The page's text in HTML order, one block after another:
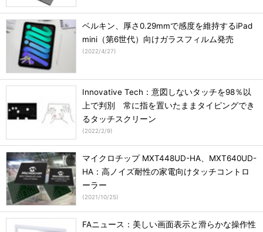
ベルキン、厚さ0.29mmで感度を維持するiPad
mini（第6世代）向けガラスフィルム発売
(2022/4/27)
Innovative Tech：意図しないタッチを98％以
上で判別 常に指を置いたままタイピングでき
るタッチスクリーン
(2022/2/9)
マイクロチップ MXT448UD-HA、MXT640UD-
HA：高ノイズ耐性の家電向けタッチコントロ
ーラー
(2021/10/25)
FAニュース：美しい画面表示と滑らかな操作性